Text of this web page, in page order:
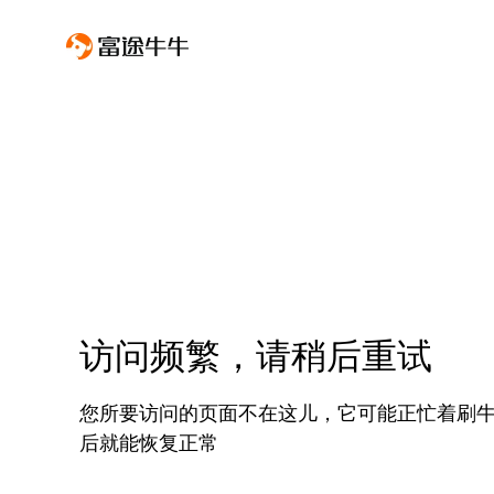
访问频繁，请稍后重试
您所要访问的页面不在这儿，它可能正忙着刷
后就能恢复正常